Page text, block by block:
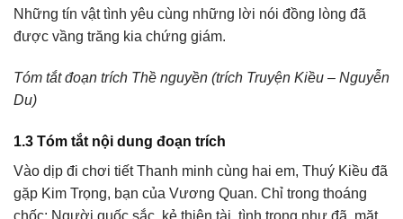
Những tín vật tình yêu cùng những lời nói đồng lòng đã
được vầng trăng kia chứng giám.
Tóm tắt đoạn trích Thề nguyền (trích Truyện Kiều – Nguyễn
Du)
1.3 Tóm tắt nội dung đoạn trích
Vào dịp đi chơi tiết Thanh minh cùng hai em, Thuý Kiều đã
gặp Kim Trọng, bạn của Vương Quan. Chỉ trong thoáng
chốc: Người quốc sắc, kẻ thiên tài, tình trong như đã, mặt